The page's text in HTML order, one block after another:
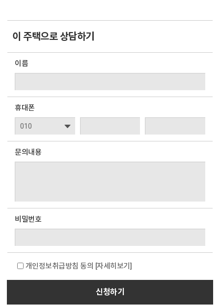
이 주택으로 상담하기
이름
휴대폰
문의내용
비밀번호
개인정보취급방침 동의 [자세히보기]
신청하기